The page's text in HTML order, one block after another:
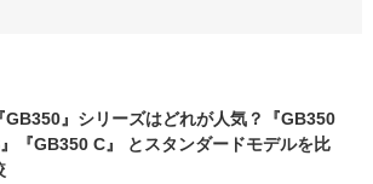
GB350』シリーズはどれが人気？『GB350
『GB350 C』 とスタンダードモデルを比